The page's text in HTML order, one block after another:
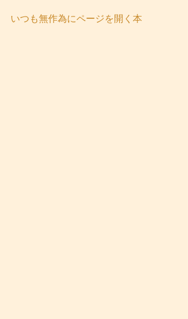
いつも無作為にページを開く本